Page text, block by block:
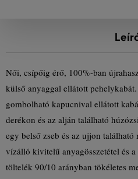
Női, csípőig érő, 100%-ban
külső anyaggal ellátott
gombolható kapucnival ellátott
derékon és az alján található
egy belső zseb és az ujjon
vízálló kivitelű anyagösszetétel és
töltelék 90/10 arányban tökéletes